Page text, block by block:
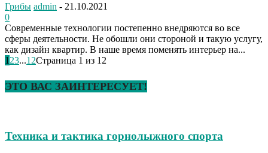
Грибы admin - 21.10.2021
0
Современные технологии постепенно внедряются во все
сферы деятельности. Не обошли они стороной и такую услугу,
как дизайн квартир. В наше время поменять интерьер на...
123...12Страница 1 из 12
ЭТО ВАС ЗАИНТЕРЕСУЕТ!
Техника и тактика горнолыжного спорта